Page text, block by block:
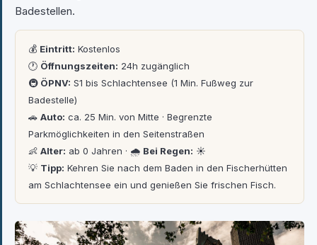
Badestellen.
💰 Eintritt: Kostenlos
🕐 Öffnungszeiten: 24h zugänglich
🚇 ÖPNV: S1 bis Schlachtensee (1 Min. Fußweg zur
Badestelle)
🚗 Auto: ca. 25 Min. von Mitte · Begrenzte
Parkmöglichkeiten in den Seitenstraßen
👶 Alter: ab 0 Jahren · 🌧 Bei Regen: ☀️
💡 Tipp: Kehren Sie nach dem Baden in den Fischerhütten
am Schlachtensee ein und genießen Sie frischen Fisch.